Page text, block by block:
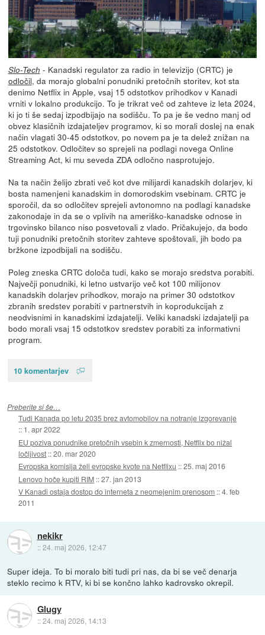
Slo-Tech - Kanadski regulator za radio in televizijo (CRTC) je
odločil, da morajo globalni ponudniki pretočnih storitev, kot sta
denimo Netflix in Apple, vsaj 15 odstotkov prihodkov v Kanadi
vrniti v lokalno produkcijo. To je trikrat več od zahteve iz leta 2024,
ki jo ti še sedaj izpodbijajo na sodišču. To pa je še vedno manj od
obvez klasičnih izdajateljev programov, ki so morali doslej na enak
način vlagati 30-45 odstotkov, po novem pa je ta delež znižan na
25 odstotkov. Odločitev so sprejeli na podlagi novega Online
Streaming Act, ki mu seveda ZDA odločno nasprotujejo.
Na ta način želijo zbrati več kot dve milijardi kanadskih dolarjev, ki
bosta namenjeni kanadskim in domorodskim vsebinam. CRTC je
sporočil, da so odločitev sprejeli avtonomno na podlagi kanadske
zakonodaje in da se o vplivih na ameriško-kanadske odnose in
trgovinsko bilanco niso posvetovali z vlado. Pričakujejo, da bodo
tuji ponudniki pretočnih storitev zahteve spoštovali, jih bodo pa
bržkone izpodbijali na sodišču.
Poleg zneska CRTC določa tudi, kako se morajo sredstva porabiti.
Največji ponudniki, ki letno ustvarijo več kot 100 milijonov
kanadskih dolarjev prihodkov, morajo na primer 30 odstotkov
zbranih sredstev porabiti v partnerstvih in koprodukcijah z
neodvisnimi in kanadskimi izdajatelji. Veliki kanadski izdajatelji pa
bodo morali vsaj 15 odstotkov sredstev porabiti za informativni
program.
10 komentarjev
Preberite si še…
Tudi Kanada po letu 2035 brez avtomobilov na notranje izgorevanje
:: 1. apr 2022
EU poziva ponudnike pretočnih vsebin k zmernosti, Netflix bo nižal
ločljivost ::20. mar 2020
Evropska komisija želi evropske kvote na Netflixu ::25. maj 2016
Lenovo hoče kupiti RIM ::27. jan 2013
V Kanadi ostaja dostop do interneta z neomejenim prenosom ::4. feb
2011
nekikr
::24. maj 2026, 12:47
Super ideja. To bi moralo biti tudi pri nas, da bi se več denarja
steklo recimo k RTV, ki bi se končno lahko kadrovsko okrepil.
Glugy
::24. maj 2026, 14:13